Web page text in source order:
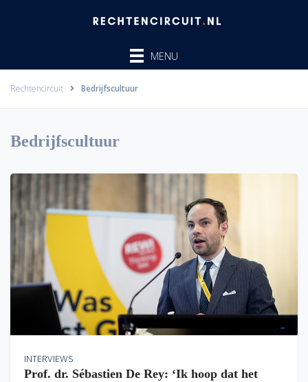
MENU
Rechtencircuit Bedrijfscultuur
Bedrijfscultuur
INTERVIEWS
Prof. dr. Sébastien De Rey: ‘Ik hoop dat het